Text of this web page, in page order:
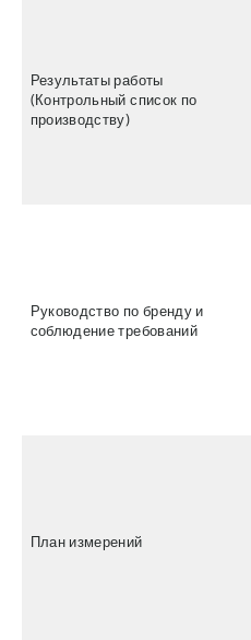
Результаты работы
(Контрольный список по
производству)
Руководство по бренду и
соблюдение требований
План измерений